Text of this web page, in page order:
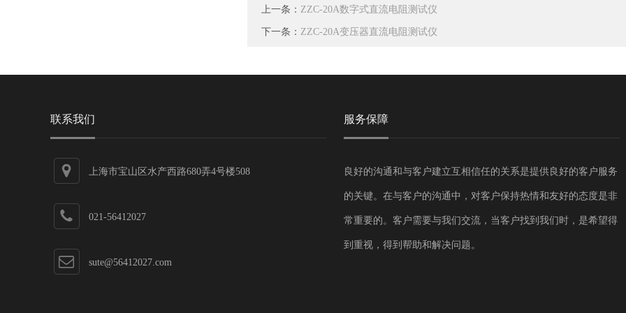
上一条： ZZC-20A数字式直流电阻测试仪
下一条： ZZC-20A变压器直流电阻测试仪
联系我们
上海市宝山区水产西路680弄4号楼508
021-56412027
sute@56412027.com
服务保障
良好的沟通和与客户建立互相信任的关系是提供良好的客户服务
的关键。在与客户的沟通中，对客户保持热情和友好的态度是非
常重要的。客户需要与我们交流，当客户找到我们时，是希望得
到重视，得到帮助和解决问题。